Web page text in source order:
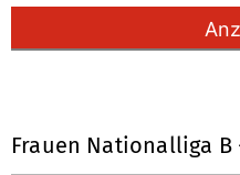
Frauen Nationalliga